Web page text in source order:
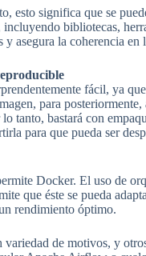
esto significa que se
bibliotecas,
asegura la coherencia en
fácil, ya
para
tanto, bastará con
para que pueda ser
Docker. El uso de
que éste se pueda
rendimiento óptimo.
de motivos, y